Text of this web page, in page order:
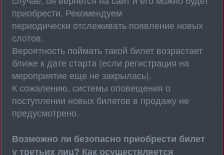
приобрести. Рекомендуем
периодически отслеживать появление новых
слотов.
Вероятность поймать такой билет возрастает
ближе к дате старта (если регистрация на
мероприятие еще не закрылась).
К сожалению, системы оповещения о
поступлении новых билетов в продажу не
предусмотрено.
Возможно ли безопасно приобрести билет
у третьих лиц? Как осуществляется